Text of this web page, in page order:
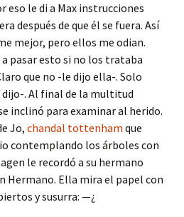
eso le di a Max instrucciones
después de que él se fuera. Así
mejor, pero ellos me odian.
pasar esto si no los trataba
que no -le dijo ella-. Solo
dijo-. Al final de la multitud
inclinó para examinar al herido.
Jo, chandal tottenham que
contemplando los árboles con
le recordó a su hermano
Hermano. Ella mira el papel con
y susurra: —¿